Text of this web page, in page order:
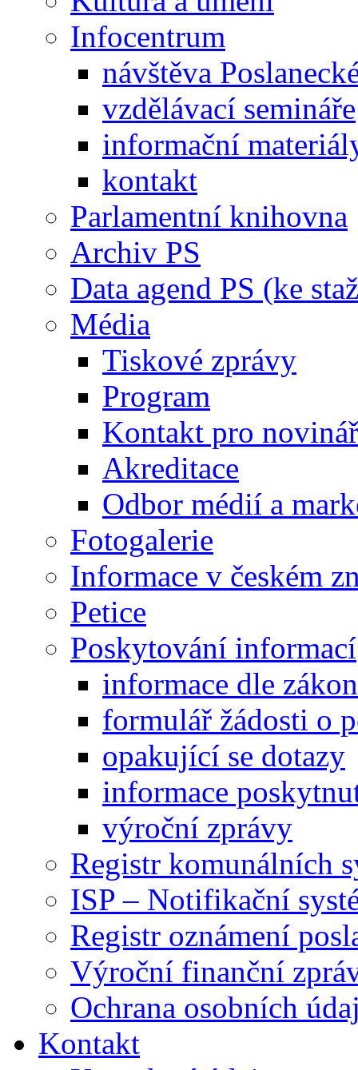
Infocentrum
návštěva
vzdělávací semináře
informační
kontakt
Parlamentní knihovna
Archiv PS
Data agend PS (ke
Média
Tiskové zprávy
Program
Kontakt pro
Akreditace
Odbor médií a
Fotogalerie
Informace v českém
Petice
Poskytování informací
informace dle
formulář žádosti o
opakující se dotazy
informace
výroční zprávy
Registr komunálních
ISP – Notifikační
Registr oznámení
Výroční finanční
Ochrana osobních
Kontakt